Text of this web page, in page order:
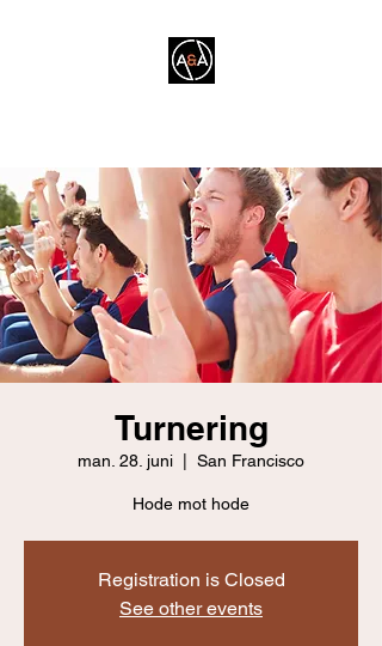
Turnering
man. 28. juni San Francisco
Hode mot hode
Registration is Closed
See other events